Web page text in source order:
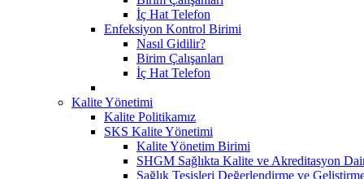
İç Hat Telefon
Enfeksiyon Kontrol Birimi
Nasıl Gidilir?
Birim Çalışanları
İç Hat Telefon
Kalite Yönetimi
Kalite Politikamız
SKS Kalite Yönetimi
Kalite Yönetim Birimi
SHGM Sağlıkta Kalite ve Akreditasyon
Sağlık Tesisleri Değerlendirme ve